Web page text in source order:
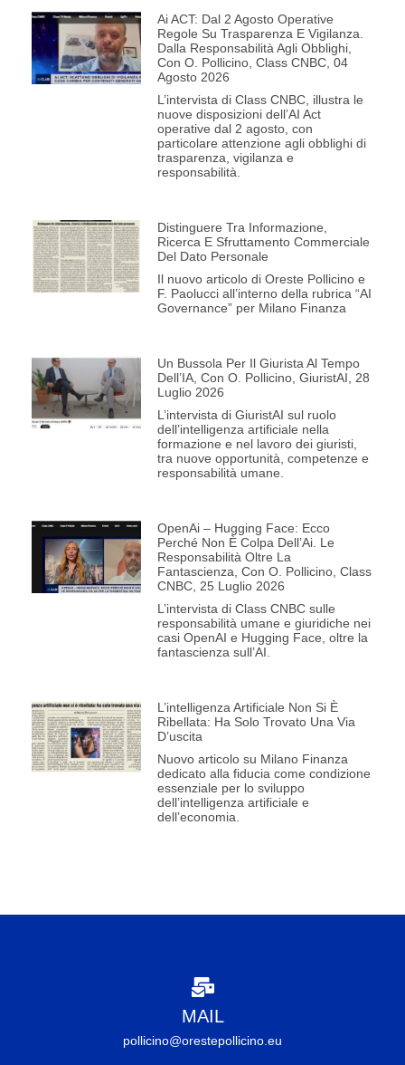
Ai ACT: Dal 2 Agosto Operative
Regole Su Trasparenza E Vigilanza.
Dalla Responsabilità Agli Obblighi,
Con O. Pollicino, Class CNBC, 04
Agosto 2026
L’intervista di Class CNBC, illustra le
nuove disposizioni dell’AI Act
operative dal 2 agosto, con
particolare attenzione agli obblighi di
trasparenza, vigilanza e
responsabilità.
Distinguere Tra Informazione,
Ricerca E Sfruttamento Commerciale
Del Dato Personale
Il nuovo articolo di Oreste Pollicino e
F. Paolucci all’interno della rubrica “AI
Governance” per Milano Finanza
Un Bussola Per Il Giurista Al Tempo
Dell’IA, Con O. Pollicino, GiuristAI, 28
Luglio 2026
L’intervista di GiuristAI sul ruolo
dell’intelligenza artificiale nella
formazione e nel lavoro dei giuristi,
tra nuove opportunità, competenze e
responsabilità umane.
OpenAi – Hugging Face: Ecco
Perché Non È Colpa Dell’Ai. Le
Responsabilità Oltre La
Fantascienza, Con O. Pollicino, Class
CNBC, 25 Luglio 2026
L’intervista di Class CNBC sulle
responsabilità umane e giuridiche nei
casi OpenAI e Hugging Face, oltre la
fantascienza sull’AI.
L’intelligenza Artificiale Non Si È
Ribellata: Ha Solo Trovato Una Via
D’uscita
Nuovo articolo su Milano Finanza
dedicato alla fiducia come condizione
essenziale per lo sviluppo
dell’intelligenza artificiale e
dell’economia.
MAIL
pollicino@orestepollicino.eu